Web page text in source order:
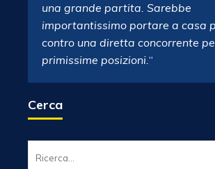
una grande partita. Sarebbe
importantissimo portare a casa
contro una diretta concorrente
primissime posizioni.“
Cerca